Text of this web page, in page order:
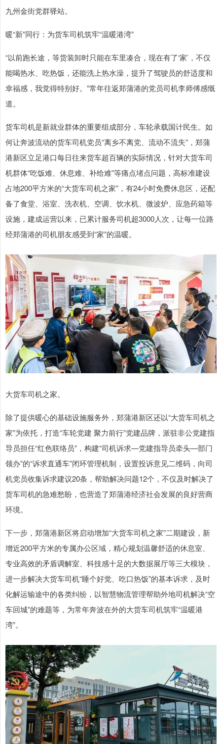
九州金街党群驿站。
暖“新”同行：为货车司机筑牢“温暖港湾”
“以前跑长途，等货装卸时只能在车里凑合，现在有了‘家’，不仅
能喝热水、吃热饭，还能洗上热水澡，提升了驾驶员的舒适度和
幸福感，我觉得特别好。”常年往返郑蒲港的党员司机李师傅感慨
道。
货车司机是新就业群体的重要组成部分，车轮承载国计民生。如
何让奔波流动的货车司机党员“离乡不离党、流动不流失”，郑蒲
港新区立足港口每日往来货车超百辆的实际情况，针对大货车司
机群体“吃饭难、休息难、补给难”等痛点堵点问题，高标准建设
占地200平方米的“大货车司机之家”，有24小时免费休息区，还配
备了食堂、浴室、洗衣机、空调、饮水机、微波炉、应急药箱等
设施，建成运营以来，已累计服务司机超3000人次，让每一位路
经郑蒲港的司机朋友感受到“家”的温暖。
大货车司机之家。
除了提供暖心的基础设施服务外，郑蒲港新区还以“大货车司机之
家”为依托，打造“车轮党建 聚力前行”党建品牌，派驻非公党建指
导员担任“红色联络员”，构建“司机诉求—党建指导员牵头—部门
领办”的“诉求直通车”闭环管理机制，设置投诉意见二维码，向司
机党员收集诉求建议20条，帮助解决问题12个，不仅及时解决了
货车司机的急难愁盼，也营造了郑蒲港经济社会发展的良好营商
环境。
下一步，郑蒲港新区将启动增加“大货车司机之家”二期建设，新
增近200平方米的专属办公区域，精心规划温馨舒适的休息室、
专业高效的矛盾调解室、科技感十足的大数据展厅等三大模块，
进一步解决大货车司机“睡个好觉、吃口热饭”的基本诉求，及时
化解运输途中的各类纠纷，以智慧物流管理帮助外地司机解决“空
车回城”的难题等，为常年奔波在外的大货车司机筑牢“温暖港
湾”。